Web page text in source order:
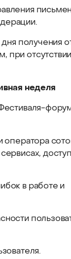
получения
неделя
в работе и